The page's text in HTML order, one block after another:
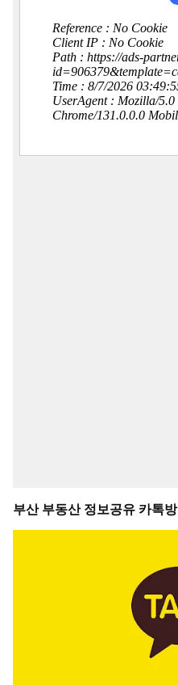
부산 부동산 정보공유 카톡방